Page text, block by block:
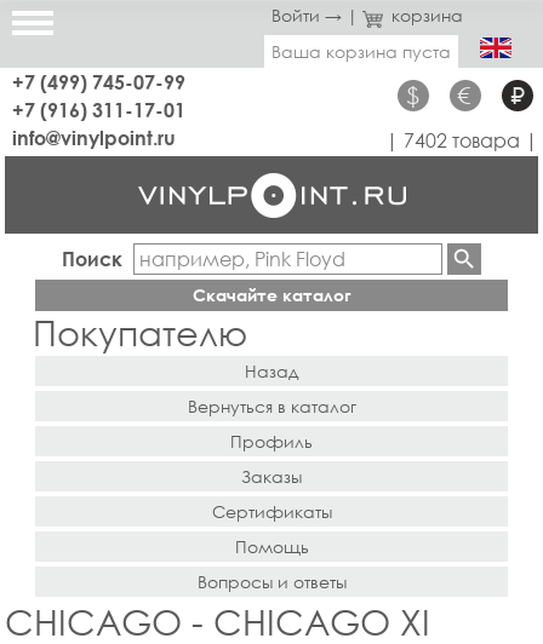
Войти → |
корзина
Ваша корзина пуста
+7 (499) 745-07-99
+7 (916) 311-17-01
$ € ₽
info@vinylpoint.ru | 7402 товара |
Поиск
Скачайте каталог
Покупателю
Назад
Вернуться в каталог
Профиль
Заказы
Сертификаты
Помощь
Вопросы и ответы
CHICAGO - CHICAGO XI